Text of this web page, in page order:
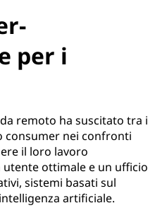
per i
remoto ha suscitato tra i
consumer nei confronti
il loro lavoro
utente ottimale e un ufficio
sistemi basati sul
artificiale.